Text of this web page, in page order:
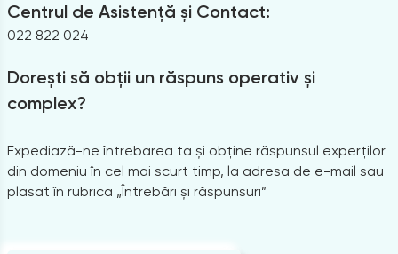
Centrul de Asistență și Contact:
022 822 024
Dorești să obții un răspuns operativ și
complex?
Expediază-ne întrebarea ta și obține răspunsul experților
din domeniu în cel mai scurt timp, la adresa de e-mail sau
plasat în rubrica „Întrebări și răspunsuri”